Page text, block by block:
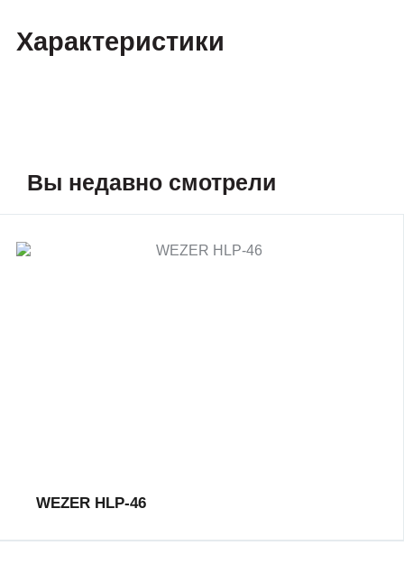
Характеристики
Вы недавно смотрели
WEZER HLP-46